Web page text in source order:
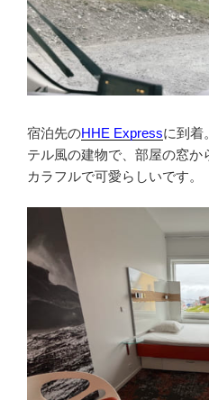
宿泊先のHHE Expressに到着
テル風の建物で、部屋の窓か
カラフルで可愛らしいです。